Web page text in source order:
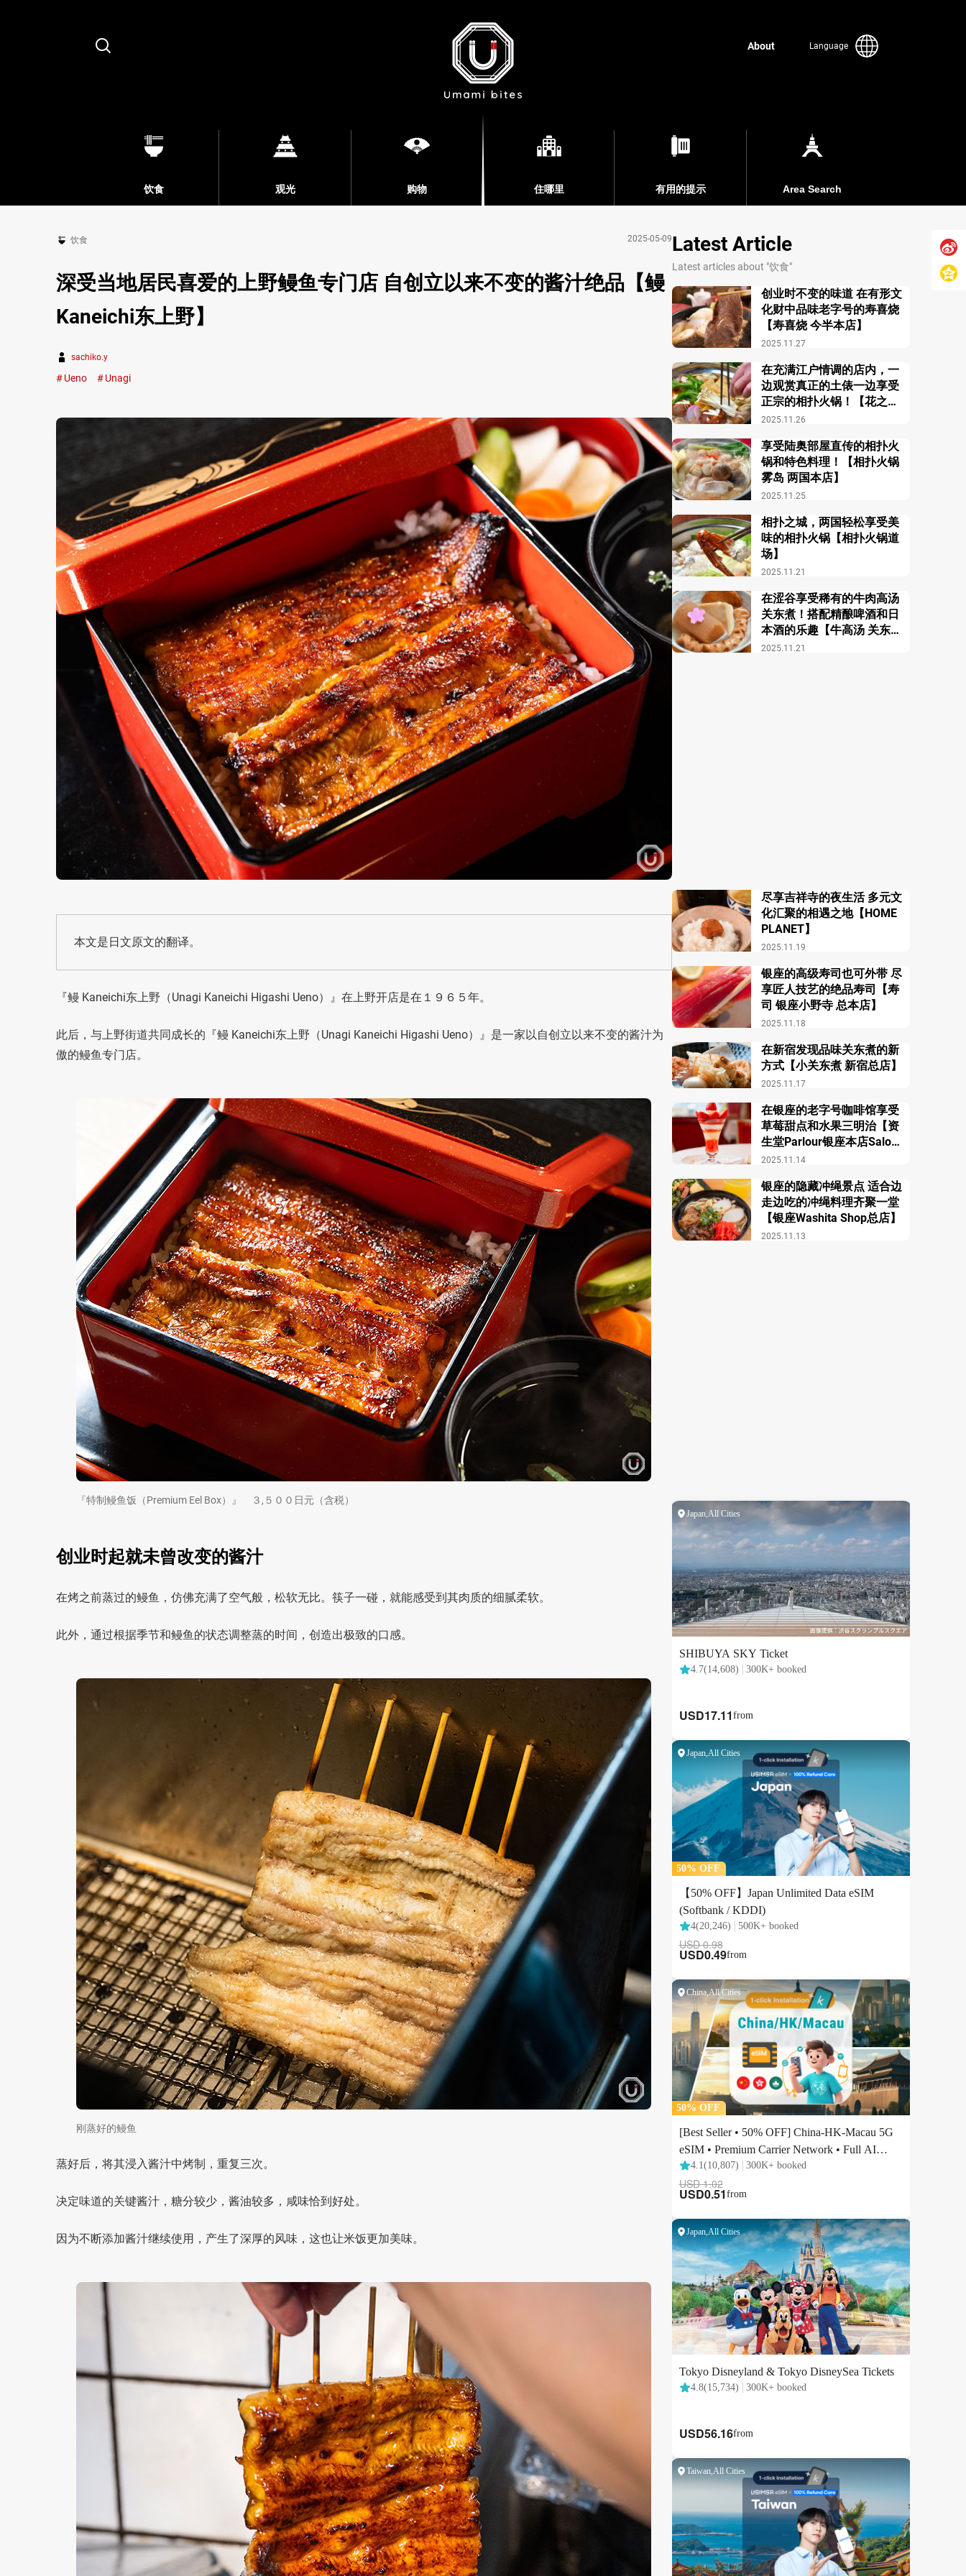
Search
About Language
饮食 观光 购物 住哪里 有用的提示 Area Search
饮食 2025-05-09
深受当地居民喜爱的上野鳗鱼专门店 自创立以来不变的酱汁绝品【鳗
Kaneichi东上野】
sachiko.y
Ueno Unagi
本文是日文原文的翻译。
『鳗 Kaneichi东上野（Unagi Kaneichi Higashi Ueno）』在上野开店是在１９６５年。
此后，与上野街道共同成长的『鳗 Kaneichi东上野（Unagi Kaneichi Higashi Ueno）』是一家以自创立以来不变的酱汁为
傲的鳗鱼专门店。
『特制鳗鱼饭（Premium Eel Box）』 ３,５００日元（含税）
创业时起就未曾改变的酱汁
在烤之前蒸过的鳗鱼，仿佛充满了空气般，松软无比。筷子一碰，就能感受到其肉质的细腻柔软。
此外，通过根据季节和鳗鱼的状态调整蒸的时间，创造出极致的口感。
刚蒸好的鳗鱼
蒸好后，将其浸入酱汁中烤制，重复三次。
决定味道的关键酱汁，糖分较少，酱油较多，咸味恰到好处。
因为不断添加酱汁继续使用，产生了深厚的风味，这也让米饭更加美味。
Latest Article
Latest articles about "饮食"
2025.11.27
创业时不变的味道 在有形文
化财中品味老字号的寿喜烧
【寿喜烧 今半本店】
2025.11.26
在充满江户情调的店内，一
边观赏真正的土俵一边享受
正宗的相扑火锅！【花之舞
江户东京博物馆前店】
2025.11.25
享受陆奥部屋直传的相扑火
锅和特色料理！【相扑火锅
雾岛 两国本店】
2025.11.21
相扑之城，两国轻松享受美
味的相扑火锅【相扑火锅道
场】
2025.11.21
在涩谷享受稀有的牛肉高汤
关东煮！搭配精酿啤酒和日
本酒的乐趣【牛高汤 关东煮
酒馆 COZAKURA】
2025.11.19
尽享吉祥寺的夜生活 多元文
化汇聚的相遇之地【HOME
PLANET】
2025.11.18
银座的高级寿司也可外带 尽
享匠人技艺的绝品寿司【寿
司 银座小野寺 总本店】
2025.11.17
在新宿发现品味关东煮的新
方式【小关东煮 新宿总店】
2025.11.14
在银座的老字号咖啡馆享受
草莓甜点和水果三明治【资
生堂Parlour银座本店Salon
de Café】
2025.11.13
银座的隐藏冲绳景点 适合边
走边吃的冲绳料理齐聚一堂
【银座Washita Shop总店】